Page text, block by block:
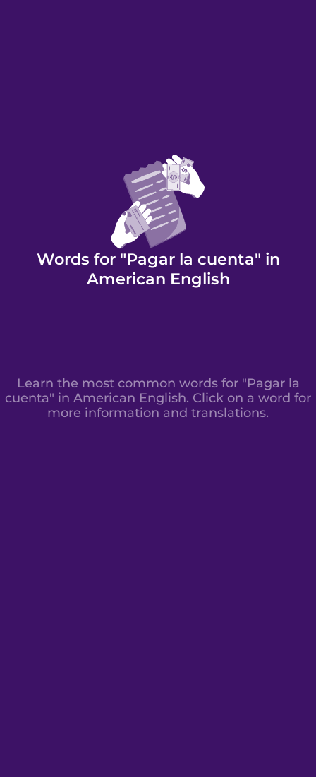
Words for "Pagar la cuenta" in
American English
Learn the most common words for "Pagar la
cuenta" in American English. Click on a word for
more information and translations.